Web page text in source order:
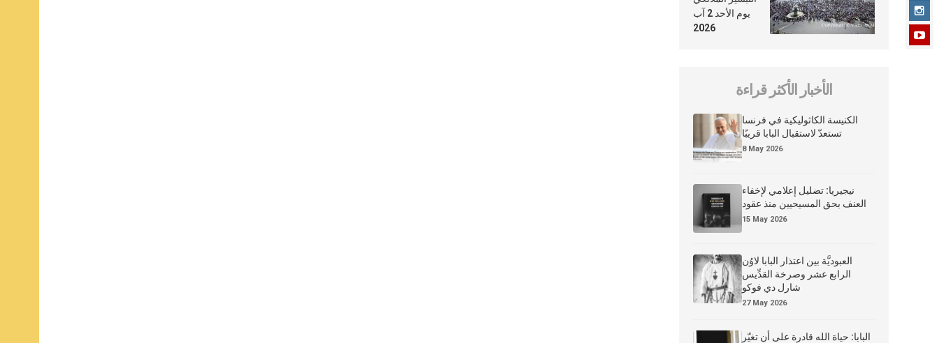
يوم الأحد 2 آب
2026
الأخبار الأكثر قراءة
الكنيسة الكاثوليكية في فرنسا
تستعدّ لاستقبال البابا قريبًا
8 May 2026
نيجيريا: تضليل إعلامي لإخفاء
العنف بحق المسيحيين منذ عقود
15 May 2026
العبوديَّة بين اعتذار البابا لاوُن
الرابع عشر وصرخة القدِّيس
شارل دي فوكو
27 May 2026
البابا: حياة الله قادرة على أن تغيّر